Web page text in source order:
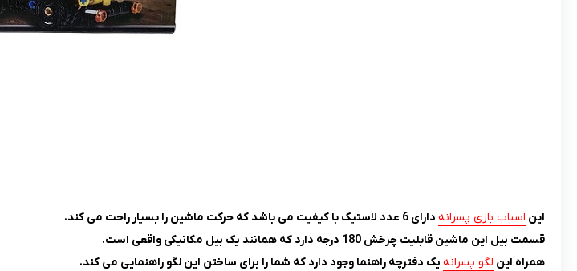
این اسباب بازی پسرانه دارای 6 عدد لاستیک با کیفیت می باشد که حرکت ماشین را بسیار راحت می کند.
قسمت بیل این ماشین قابلیت چرخش 180 درجه دارد که همانند یک بیل مکانیکی واقعی است.
همراه این لگو پسرانه یک دفترچه راهنما وجود دارد که شما را برای ساختن این لگو راهنمایی می کند.